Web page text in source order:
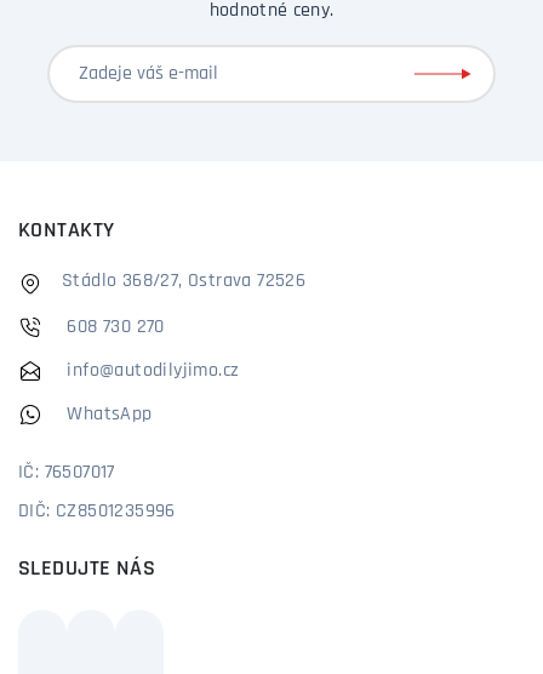
hodnotné ceny.
KONTAKTY
Stádlo 368/27, Ostrava 72526
608 730 270
info@autodilyjimo.cz
WhatsApp
IČ: 76507017
DIČ: CZ8501235996
SLEDUJTE NÁS